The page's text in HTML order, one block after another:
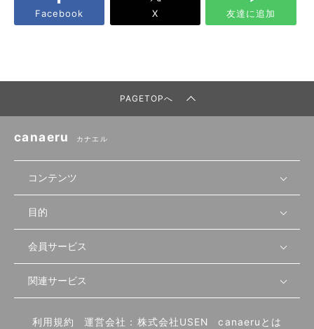
Facebook X 友達に追加
PAGETOPへ
canaeru カナエル
コンテンツ
無料開業相談
セミナー情報
セミナー動画
物件を探す
首都圏
先輩開業者の声
目的
店舗運営
物件
内装・設備
会員サービス
会員登録
関連サービス
飲食店サクセスガイド（外部サイト）
利用規約 運営会社：株式会社USEN canaeruとは